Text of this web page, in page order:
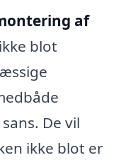
af
blot
De vil
ikke blot er